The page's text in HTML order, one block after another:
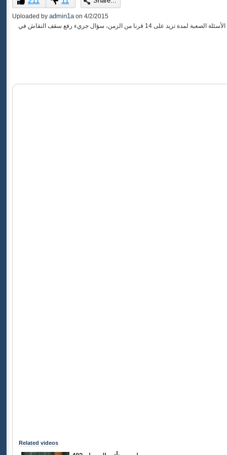
of
0
seconds
Uploaded by admin1a on 4/2/2015
قدم برنامج سؤال جريء 400 حلقة من مواضيع مختلفة تطرح أسئلة جريئة حول الإسلام الذي ظل مغلقا في وجه الأسئلة الصعبة لمدة تزيد على 14 قرنا من الزمن، سؤال جريء رفع سقف النقاش في
Related videos